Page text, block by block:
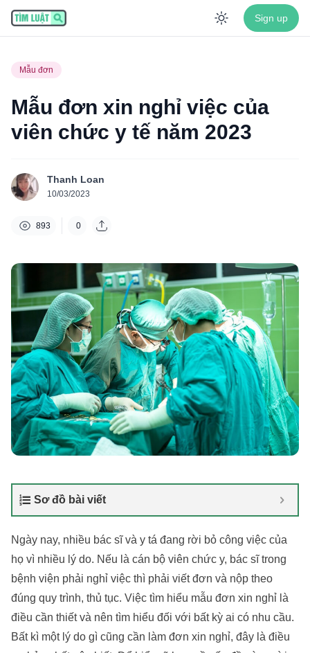
Enable
Sign up
Mẫu đơn
Mẫu đơn xin nghỉ việc của
viên chức y tế năm 2023
Thanh Loan
10/03/2023
893 0
Sơ đồ bài viết
Ngày nay, nhiều bác sĩ và y tá đang rời bỏ công việc của
họ vì nhiều lý do. Nếu là cán bộ viên chức y, bác sĩ trong
bệnh viện phải nghỉ việc thì phải viết đơn và nộp theo
đúng quy trình, thủ tục. Việc tìm hiểu mẫu đơn xin nghỉ là
điều cần thiết và nên tìm hiểu đối với bất kỳ ai có nhu cầu.
Bất kì một lý do gì cũng cần làm đơn xin nghỉ, đây là điều